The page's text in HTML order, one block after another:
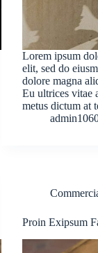
Lorem ipsum
elit, sed do
dolore magna
Eu ultrices vitae
metus dictum at
Proin Exipsum